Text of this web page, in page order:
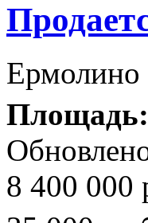
Ермолино
8 400 000